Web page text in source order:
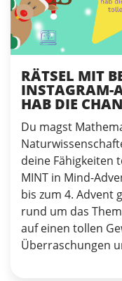
RÄTSEL MIT
INSTAGRAM-
HAB DIE
Du magst
deine Fähigkeiten
MINT in Mind-
bis zum 4. Advent
rund um das
auf einen tollen
Überraschungen